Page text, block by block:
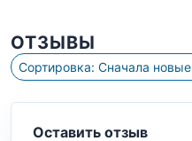
ОТЗЫВЫ
Сортировка: Сначала новые
Оставить отзыв